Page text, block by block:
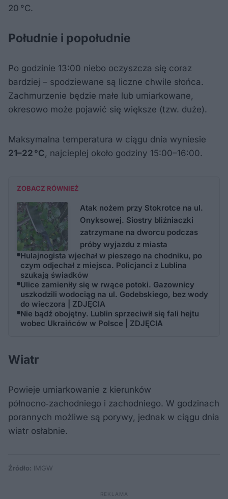
20 °C.
Południe i popołudnie
Po godzinie 13:00 niebo oczyszcza się coraz
bardziej – spodziewane są liczne chwile słońca.
Zachmurzenie będzie małe lub umiarkowane,
okresowo może pojawić się większe (tzw. duże).
Maksymalna temperatura w ciągu dnia wyniesie
21–22 °C , najcieplej około godziny 15:00–16:00.
ZOBACZ RÓWNIEŻ
Atak nożem przy Stokrotce na ul.
Onyksowej. Siostry bliźniaczki
zatrzymane na dworcu podczas
próby wyjazdu z miasta
Hulajnogista wjechał w pieszego na chodniku, po
czym odjechał z miejsca. Policjanci z Lublina
szukają świadków
Ulice zamieniły się w rwące potoki. Gazownicy
uszkodzili wodociąg na ul. Godebskiego, bez wody
do wieczora | ZDJĘCIA
Nie bądź obojętny. Lublin sprzeciwił się fali hejtu
wobec Ukraińców w Polsce | ZDJĘCIA
Wiatr
Powieje umiarkowanie z kierunków
północno‑zachodniego i zachodniego. W godzinach
porannych możliwe są porywy, jednak w ciągu dnia
wiatr osłabnie.
Źródło: IMGW